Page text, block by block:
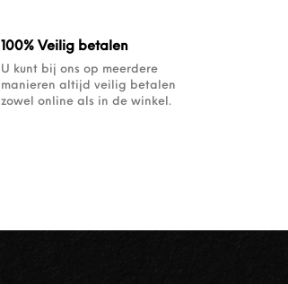
100% Veilig betalen
U kunt bij ons op meerdere
manieren altijd veilig betalen
zowel online als in de winkel.